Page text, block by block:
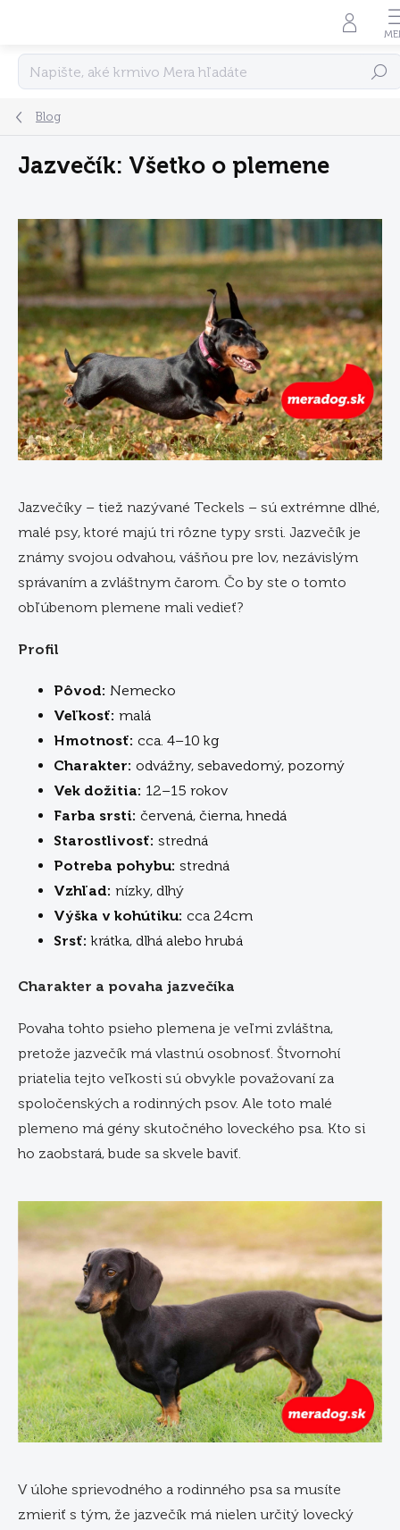
Hľadať
Blog
Jazvečík: Všetko o plemene
Jazvečíky – tiež nazývané Teckels – sú extrémne dlhé,
malé psy, ktoré majú tri rôzne typy srsti. Jazvečík je
známy svojou odvahou, vášňou pre lov, nezávislým
správaním a zvláštnym čarom. Čo by ste o tomto
obľúbenom plemene mali vedieť?
Profil
Pôvod: Nemecko
Veľkosť: malá
Hmotnosť: cca. 4–10 kg
Charakter: odvážny, sebavedomý, pozorný
Vek dožitia: 12–15 rokov
Farba srsti: červená, čierna, hnedá
Starostlivosť: stredná
Potreba pohybu: stredná
Vzhľad: nízky, dlhý
Výška v kohútiku: cca 24cm
Srsť: krátka, dlhá alebo hrubá
Charakter a povaha jazvečíka
Povaha tohto psieho plemena je veľmi zvláštna,
pretože jazvečík má vlastnú osobnosť. Štvornohí
priatelia tejto veľkosti sú obvykle považovaní za
spoločenských a rodinných psov. Ale toto malé
plemeno má gény skutočného loveckého psa. Kto si
ho zaobstará, bude sa skvele baviť.
V úlohe sprievodného a rodinného psa sa musíte
zmieriť s tým, že jazvečík má nielen určitý lovecký